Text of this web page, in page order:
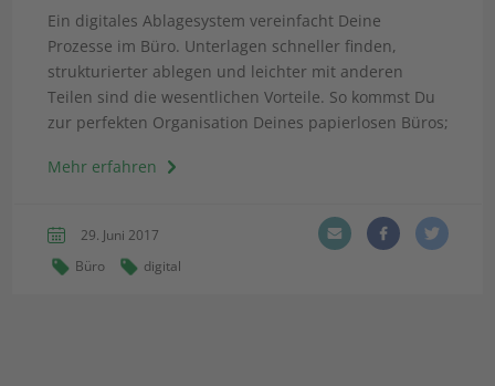
Ein digitales Ablagesystem vereinfacht Deine
Prozesse im Büro. Unterlagen schneller finden,
strukturierter ablegen und leichter mit anderen
Teilen sind die wesentlichen Vorteile. So kommst Du
zur perfekten Organisation Deines papierlosen Büros;
Mehr erfahren
29. Juni 2017
Büro
digital